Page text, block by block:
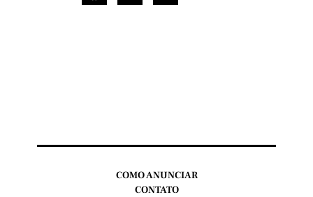
COMO ANUNCIAR
CONTATO